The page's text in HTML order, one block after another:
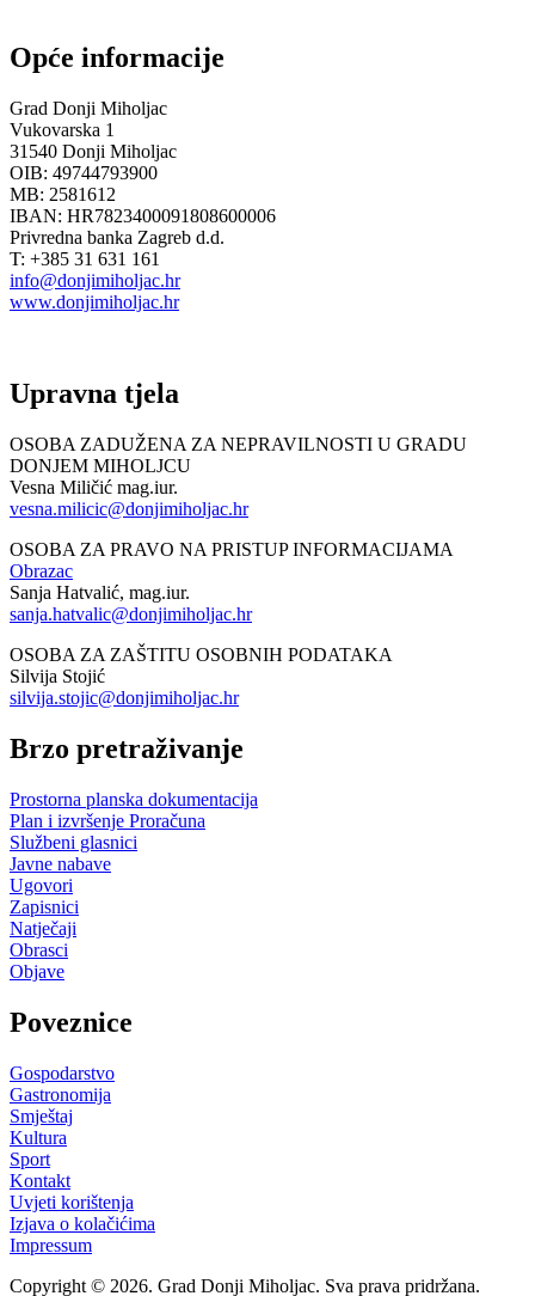
Opće informacije
Grad Donji Miholjac
Vukovarska 1
31540 Donji Miholjac
OIB: 49744793900
MB: 2581612
IBAN: HR7823400091808600006
Privredna banka Zagreb d.d.
T: +385 31 631 161
info@donjimiholjac.hr
www.donjimiholjac.hr
Upravna tjela
OSOBA ZADUŽENA ZA NEPRAVILNOSTI U GRADU
DONJEM MIHOLJCU
Vesna Miličić mag.iur.
vesna.milicic@donjimiholjac.hr
OSOBA ZA PRAVO NA PRISTUP INFORMACIJAMA
Obrazac
Sanja Hatvalić, mag.iur.
sanja.hatvalic@donjimiholjac.hr
OSOBA ZA ZAŠTITU OSOBNIH PODATAKA
Silvija Stojić
silvija.stojic@donjimiholjac.hr
Brzo pretraživanje
Prostorna planska dokumentacija
Plan i izvršenje Proračuna
Službeni glasnici
Javne nabave
Ugovori
Zapisnici
Natječaji
Obrasci
Objave
Poveznice
Gospodarstvo
Gastronomija
Smještaj
Kultura
Sport
Kontakt
Uvjeti korištenja
Izjava o kolačićima
Impressum
Copyright © 2026. Grad Donji Miholjac. Sva prava pridržana.